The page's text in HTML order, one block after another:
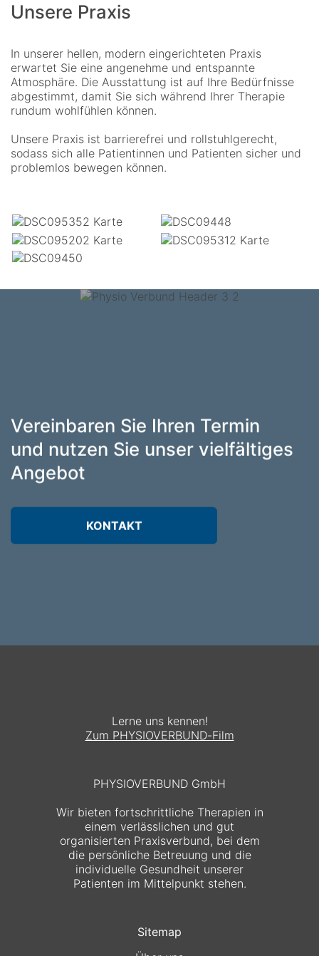
Unsere Praxis
In unserer hellen, modern eingerichteten Praxis
erwartet Sie eine angenehme und entspannte
Atmosphäre. Die Ausstattung ist auf Ihre Bedürfnisse
abgestimmt, damit Sie sich während Ihrer Therapie
rundum wohlfühlen können.
Unsere Praxis ist barrierefrei und rollstuhlgerecht,
sodass sich alle Patientinnen und Patienten sicher und
problemlos bewegen können.
Vereinbaren Sie Ihren Termin
und nutzen Sie unser vielfältiges
Angebot
KONTAKT
Lerne uns kennen!
Zum PHYSIOVERBUND-Film
PHYSIOVERBUND GmbH
Wir bieten fortschrittliche Therapien in
einem verlässlichen und gut
organisierten Praxisverbund, bei dem
die persönliche Betreuung und die
individuelle Gesundheit unserer
Patienten im Mittelpunkt stehen.
Sitemap